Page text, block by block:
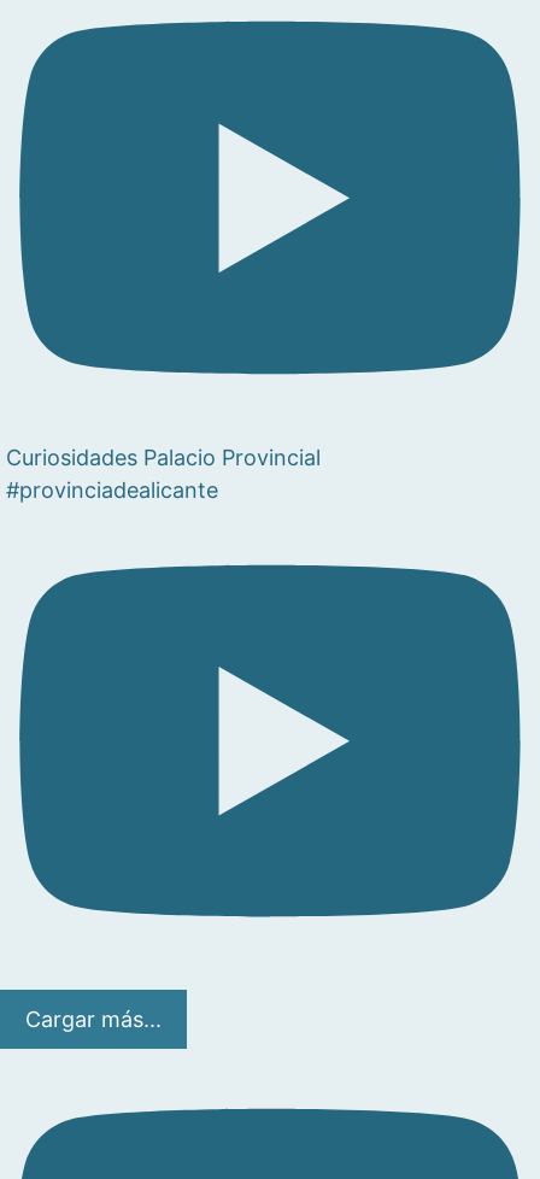
Curiosidades Palacio Provincial
#provinciadealicante
Cargar más...